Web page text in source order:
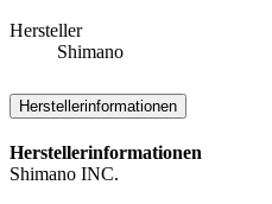
Hersteller
Shimano
Herstellerinformationen
Herstellerinformationen
Shimano INC.